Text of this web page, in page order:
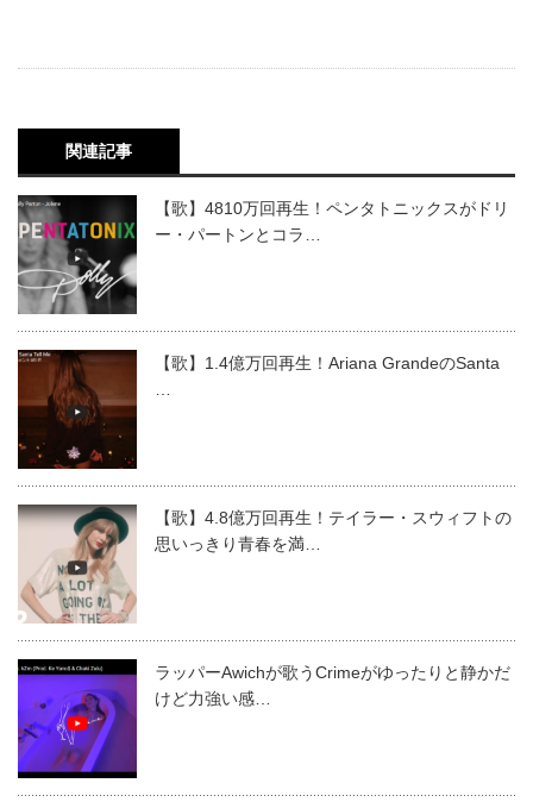
関連記事
【歌】4810万回再生！ペンタトニックスがドリ
ー・パートンとコラ…
【歌】1.4億万回再生！Ariana GrandeのSanta
【歌】4.8億万回再生！テイラー・スウィフトの
思いっきり青春を満…
ラッパーAwichが歌うCrimeがゆったりと静かだ
けど力強い感…